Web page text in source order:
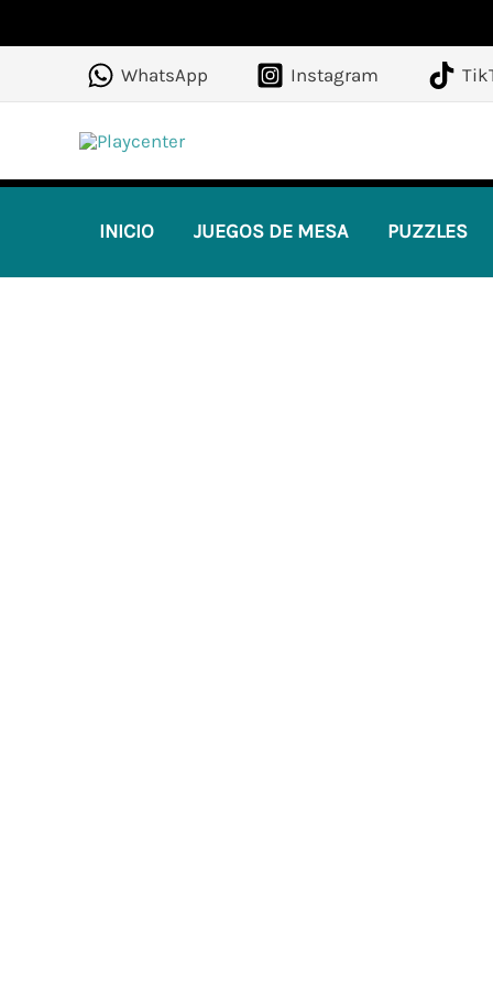
al
WhatsApp Instagram
INICIO JUEGOS DE MESA PUZZLES